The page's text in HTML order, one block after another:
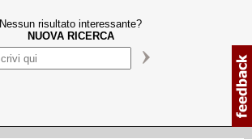
Nessun risultato interessante?
NUOVA RICERCA